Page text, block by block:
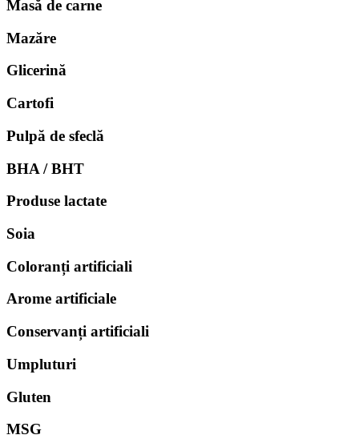
Masă de carne
Mazăre
Glicerină
Cartofi
Pulpă de sfeclă
BHA / BHT
Produse lactate
Soia
Coloranți artificiali
Arome artificiale
Conservanți artificiali
Umpluturi
Gluten
MSG